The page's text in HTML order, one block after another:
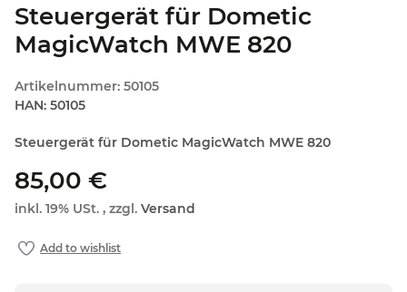
Steuergerät für Dometic
MagicWatch MWE 820
Artikelnummer: 50105
HAN: 50105
Steuergerät für Dometic MagicWatch MWE 820
85,00 €
inkl. 19% USt. , zzgl. Versand